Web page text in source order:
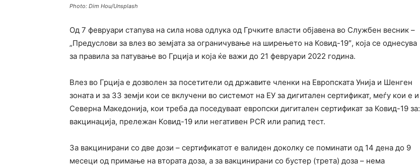
Photo: Dim Hou/Unsplash
Од 7 февруари стапува на сила нова одлука од Грчките власти објавена во Службен весник –
„Предуслови за влез во земјата за ограничување на ширењето на Ковид-19″, која се однесува
за правила за патување во Грција и која ќе важи до 21 февруари 2022 година.
Влез во Грција е дозволен за посетители од државите членки на Европската Унија и Шенген
зоната и за 33 земји кои се вклучени во системот на ЕУ за дигитален сертификат, меѓу кои е и
Северна Македонија, кои треба да поседуваат европски дигитален сертификат за Ковид-19 за:
вакцинација, прележан Ковид-19 или негативен PCR или рапид тест.
За вакцинирани со две дози – сертификатот е валиден доколку се поминати од 14 дена до 9
месеци од примање на втората доза, а за вакцинирани со бустер (трета) доза – нема